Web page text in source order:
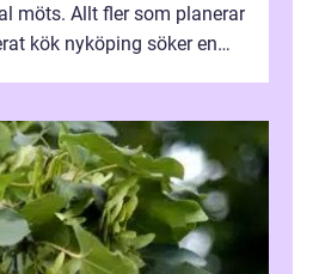
möts. Allt fler som planerar
kök nyköping söker en